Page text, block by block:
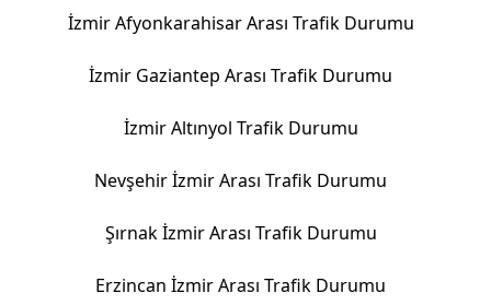
İzmir Afyonkarahisar Arası Trafik Durumu
İzmir Gaziantep Arası Trafik Durumu
İzmir Altınyol Trafik Durumu
Nevşehir İzmir Arası Trafik Durumu
Şırnak İzmir Arası Trafik Durumu
Erzincan İzmir Arası Trafik Durumu